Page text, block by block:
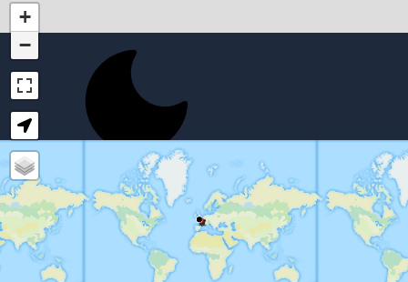
+
−